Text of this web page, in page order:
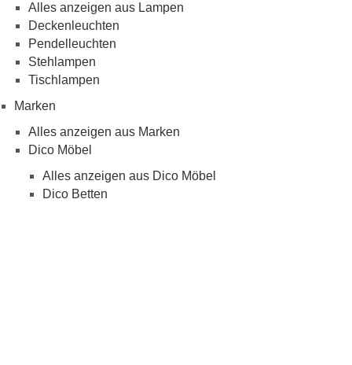
Alles anzeigen aus Lampen
Deckenleuchten
Pendelleuchten
Stehlampen
Tischlampen
Marken
Alles anzeigen aus Marken
Dico Möbel
Alles anzeigen aus Dico Möbel
Dico Betten